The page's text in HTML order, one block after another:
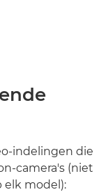
indelingen die
camera's (niet
elk model):